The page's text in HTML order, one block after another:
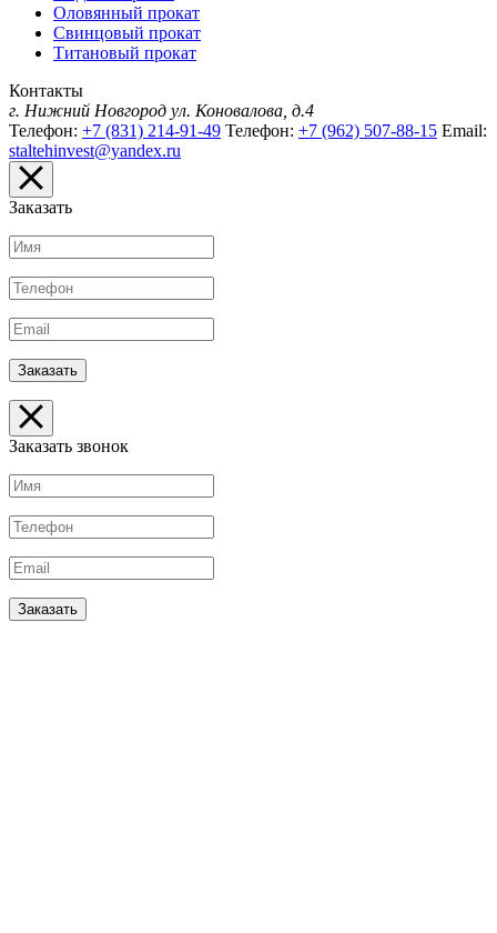
Оловянный прокат
Свинцовый прокат
Титановый прокат
Контакты
г. Нижний Новгород ул. Коновалова, д.4
Телефон: +7 (831) 214-91-49 Телефон: +7 (962) 507-88-15 Email:
staltehinvest@yandex.ru
Заказать
Заказать звонок